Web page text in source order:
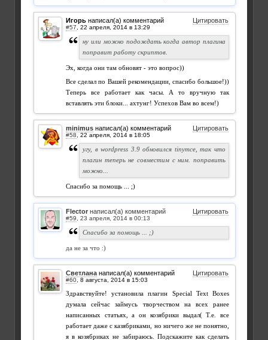
Игорь написал(а) комментарий Цитировать
#57
ну или можно подождать когда автор плагина
поправит работу скриптов.
Эх, когда они там обновят - это вопрос))
Все сделал по Вашей рекомендации, спасибо большое!))
Теперь все работает как часы. А то вручную так
вставлять эти блоки... ахтунг! Успехов Вам во всем!)
minimus написал(а) комментарий Цитировать
#58
угу, в wordpress 3.9 обновился tinymce, так что
плагин теперь не совместим с ним. поправить
можно...
Спасибо за помощь ... ;)
Flector написал(а) комментарий Цитировать
#59
Спасибо за помощь ... ;)
да не за что :)
Светлана написал(а) комментарий Цитировать
#60
Здравствуйте! установила плагин Special Text Boxes
думала сейчас займусь творчеством на всех ранее
написанных статьях, а он козябрики выдал( Т.е. все
работает даже с казябриками, но ничего же не понятно,
я в козябриках не забираюсь. Подскажите как сделать